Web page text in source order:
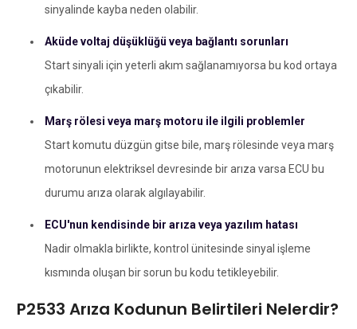
sinyalinde kayba neden olabilir.
Aküde voltaj düşüklüğü veya bağlantı sorunları
Start sinyali için yeterli akım sağlanamıyorsa bu kod ortaya
çıkabilir.
Marş rölesi veya marş motoru ile ilgili problemler
Start komutu düzgün gitse bile, marş rölesinde veya marş
motorunun elektriksel devresinde bir arıza varsa ECU bu
durumu arıza olarak algılayabilir.
ECU'nun kendisinde bir arıza veya yazılım hatası
Nadir olmakla birlikte, kontrol ünitesinde sinyal işleme
kısmında oluşan bir sorun bu kodu tetikleyebilir.
P2533 Arıza Kodunun Belirtileri Nelerdir?